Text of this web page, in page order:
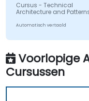
Cursus - Technical
Architecture and
Automatisch vertaald
Voorlopige
Cursussen